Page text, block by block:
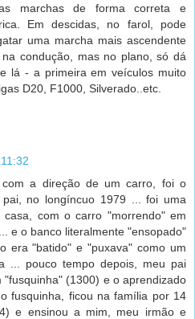
marchas de forma correta e
Em descidas, no farol, pode
uma marcha mais ascendente
condução, mas no plano, só dá
lá - a primeira em veículos muito
D20, F1000, Silverado..etc.
com a direção de um carro, foi o
no longíncuo 1979 ... foi uma
com o carro "morrendo" em
e o banco literalmente "ensopado"
era "batido" e "puxava" como um
... pouco tempo depois, meu pai
(1300) e o aprendizado
fusquinha, ficou na família por 14
e ensinou a mim, meu irmão e